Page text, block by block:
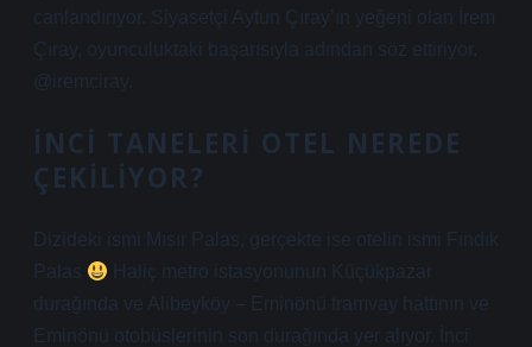
canlandırıyor. Siyasetçi Aytun Çıray’ın yeğeni olan İrem
Çıray, oyunculuktaki başarısıyla adından söz ettiriyor.
@iremciray.
İNCI TANELERI OTEL NEREDE
ÇEKILIYOR?
Dizideki ismi Mısır Palas, gerçekte ise otelin ismi Fındık
Palas
Haliç metro istasyonunun Küçükpazar
durağında ve Alibeyköy – Eminönü tramvay hattının ve
Eminönü otobüslerinin son durağında yer alıyor. İnci